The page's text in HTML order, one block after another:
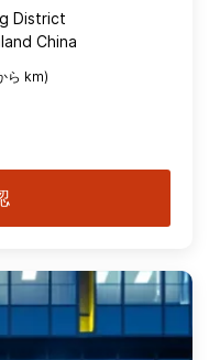
District
China
ら km)